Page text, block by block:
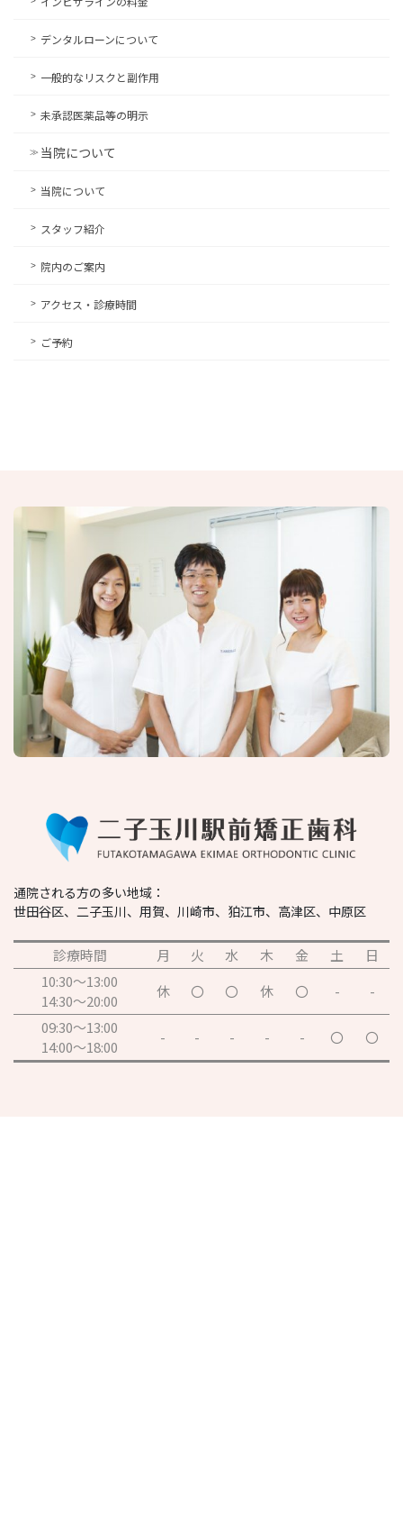
デンタルローンについて
一般的なリスクと副作用
未承認医薬品等の明示
当院について
当院について
スタッフ紹介
院内のご案内
アクセス・診療時間
ご予約
通院される方の多い地域：
世田谷区、二子玉川、用賀、川崎市、狛江市、高津区、中原区
診療時間 月 火 水 木 金 土
日
10:30～13:00
14:30～20:00
休 〇 〇 休 〇 -
-
09:30～13:00
14:00～18:00
- - - - - 〇 〇